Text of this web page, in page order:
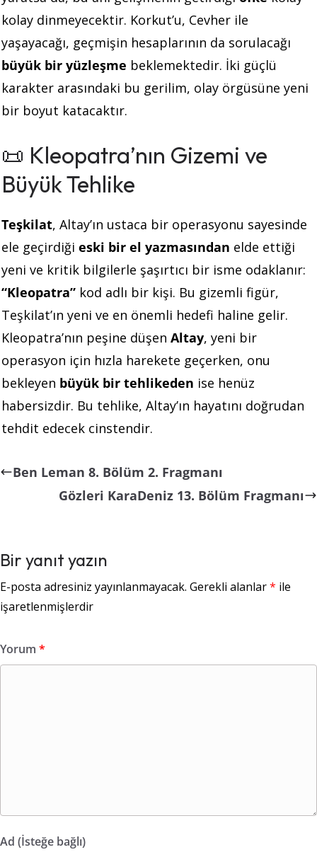
kolay dinmeyecektir. Korkut’u, Cevher ile
yaşayacağı, geçmişin hesaplarının da sorulacağı
büyük bir yüzleşme beklemektedir. İki güçlü
karakter arasındaki bu gerilim, olay örgüsüne yeni
bir boyut katacaktır.
📜 Kleopatra’nın Gizemi ve
Büyük Tehlike
Teşkilat, Altay’ın ustaca bir operasyonu sayesinde
ele geçirdiği eski bir el yazmasından elde ettiği
yeni ve kritik bilgilerle şaşırtıcı bir isme odaklanır:
“Kleopatra” kod adlı bir kişi. Bu gizemli figür,
Teşkilat’ın yeni ve en önemli hedefi haline gelir.
Kleopatra’nın peşine düşen Altay, yeni bir
operasyon için hızla harekete geçerken, onu
bekleyen büyük bir tehlikeden ise henüz
habersizdir. Bu tehlike, Altay’ın hayatını doğrudan
tehdit edecek cinstendir.
Ben Leman 8. Bölüm 2. Fragmanı
Gözleri KaraDeniz 13. Bölüm Fragmanı
Bir yanıt yazın
E-posta adresiniz yayınlanmayacak. Gerekli alanlar* ile
işaretlenmişlerdir
Yorum *
Ad (İsteğe bağlı)